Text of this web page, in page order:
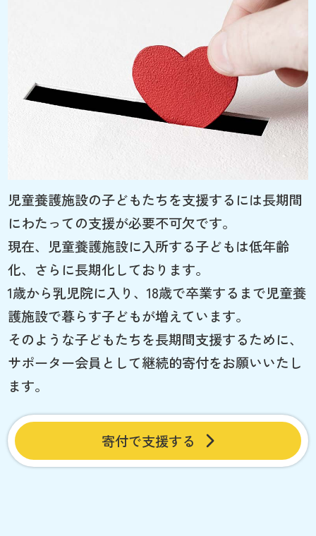
児童養護施設の子どもたちを支援するには長期間
にわたっての支援が必要不可欠です。
現在、児童養護施設に入所する子どもは低年齢
化、さらに長期化しております。
1歳から乳児院に入り、18歳で卒業するまで児童養
護施設で暮らす子どもが増えています。
そのような子どもたちを長期間支援するために、
サポーター会員として継続的寄付をお願いいたし
ます。
寄付で支援する